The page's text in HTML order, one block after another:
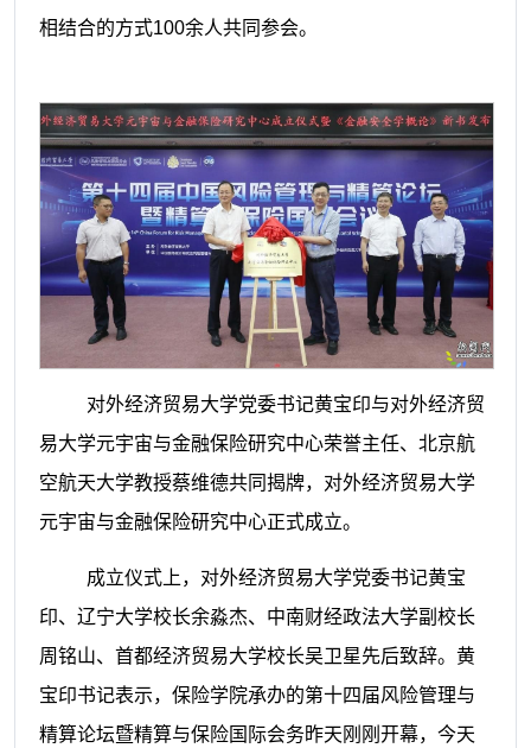
相结合的方式100余人共同参会。
对外经济贸易大学党委书记黄宝印与对外经济贸
易大学元宇宙与金融保险研究中心荣誉主任、北京航
空航天大学教授蔡维德共同揭牌，对外经济贸易大学
元宇宙与金融保险研究中心正式成立。
成立仪式上，对外经济贸易大学党委书记黄宝
印、辽宁大学校长余淼杰、中南财经政法大学副校长
周铭山、首都经济贸易大学校长吴卫星先后致辞。黄
宝印书记表示，保险学院承办的第十四届风险管理与
精算论坛暨精算与保险国际会务昨天刚刚开幕，今天